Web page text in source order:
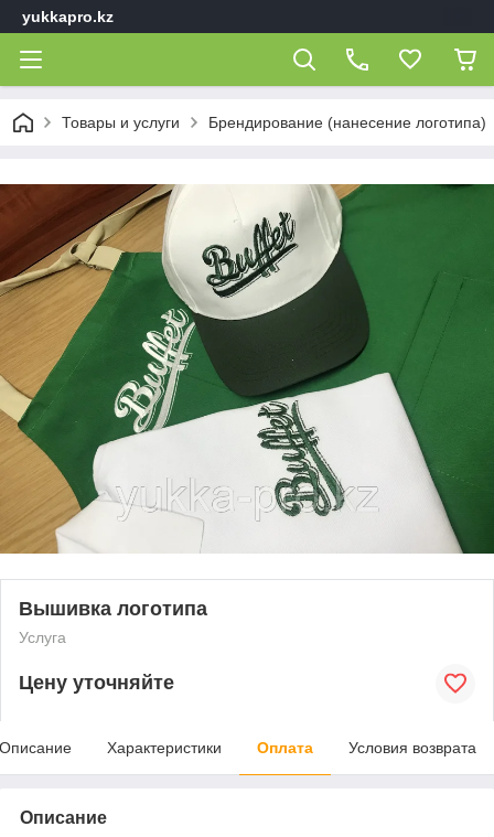
yukkapro.kz
Товары и услуги Брендирование (нанесение логотипа)
Вышивка логотипа
Услуга
Цену уточняйте
Описание Характеристики Оплата Условия возврата
Описание